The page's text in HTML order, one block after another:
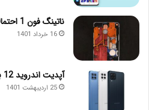
ناتینگ فون 1 احتمالا این هفته معرفی می‌شود
16 خرداد 1401
آپدیت اندروید 12 برای گلکسی M22 منتشر شد
25 اردیبهشت 1401